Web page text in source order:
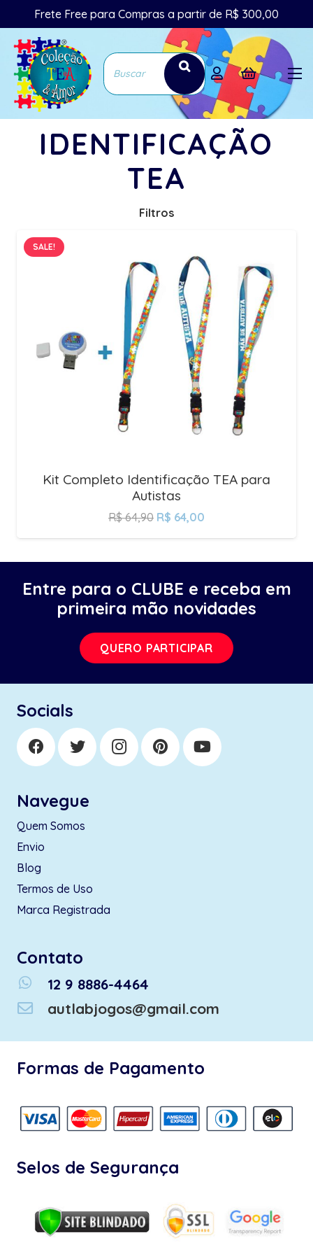
Frete Free para Compras a partir de R$ 300,00
IDENTIFICAÇÃO
TEA
Filtros
SALE!
Kit Completo Identificação TEA para
Autistas
R$64,90 R$ 64,00
Entre para o CLUBE e receba em
primeira mão novidades
QUERO PARTICIPAR
Socials
Navegue
Quem Somos
Envio
Blog
Termos de Uso
Marca Registrada
Contato
whatsapp
12 9 8886-4464
autlabjogos@gmail.com
Formas de Pagamento
Selos de Segurança